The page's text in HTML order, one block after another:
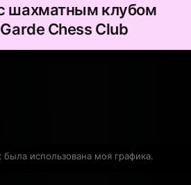
шахматным клубом
Chess Club
была использована моя графика.